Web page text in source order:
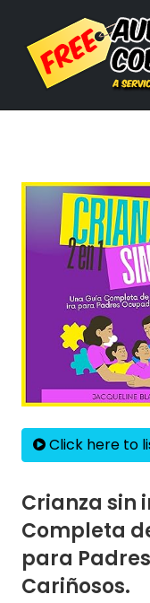
Click here to
Crianza sin
Completa
para
Cariñosos.